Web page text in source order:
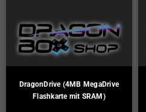
DragonDrive (4MB MegaDrive
Flashkarte mit SRAM)